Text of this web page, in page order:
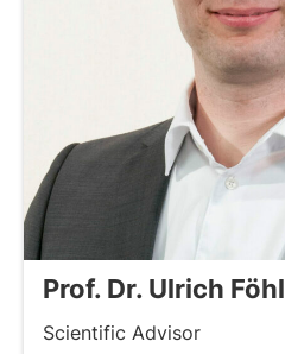
Prof. Dr. Ulrich Föhl
Scientific Advisor